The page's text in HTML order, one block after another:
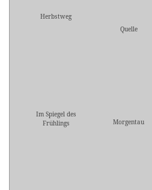
Herbstweg
Quelle
Im Spiegel des
Frühlings
Morgentau